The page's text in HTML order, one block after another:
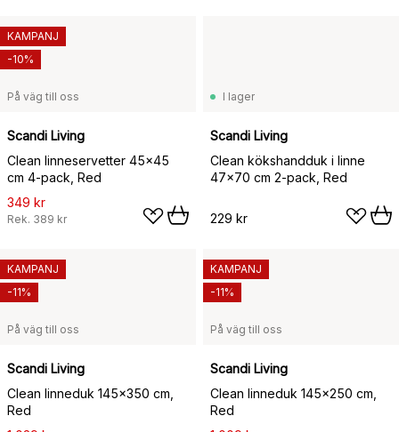
På väg till oss
Scandi Living
Clean linneservetter 45x45
cm 4-pack, Red
349 kr
Rek. 389 kr
KAMPANJ
-10%
I lager
Scandi Living
Clean kökshandduk i linne
47x70 cm 2-pack, Red
229 kr
På väg till oss
Scandi Living
Clean linneduk 145x350 cm,
Red
KAMPANJ
-11%
På väg till oss
Scandi Living
Clean linneduk 145x250 cm,
Red
KAMPANJ
-11%